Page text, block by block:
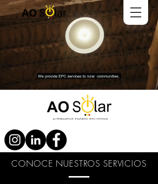
CONOCE NUESTROS SERVICIOS